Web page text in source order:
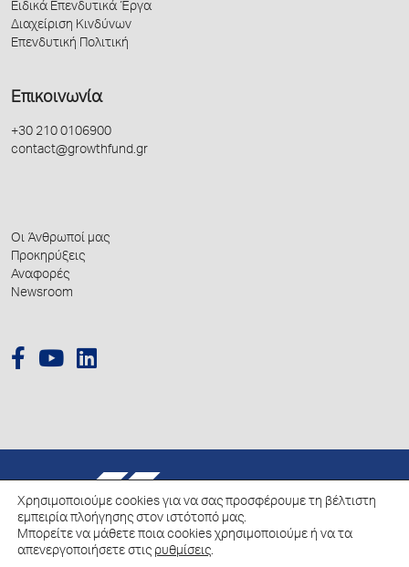
Ειδικά Επενδυτικά Έργα
Διαχείριση Κινδύνων
Επενδυτική Πολιτική
Επικοινωνία
+30 210 0106900
contact@growthfund.gr
Οι Άνθρωποί μας
Προκηρύξεις
Αναφορές
Newsroom
Πολιτική για την επεξεργασία των Δεδομένων Προσωπικού Χαρακτήρα
Πολιτική Cookies
Χρησιμοποιούμε cookies για να σας προσφέρουμε τη βέλτιστη
εμπειρία πλοήγησης στον ιστότοπό μας.
Μπορείτε να μάθετε ποια cookies χρησιμοποιούμε ή να τα
απενεργοποιήσετε στις ρυθμίσεις.